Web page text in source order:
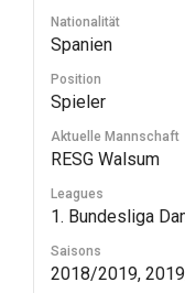
Nationalität
Spanien
Position
Spieler
Aktuelle Mannschaft
RESG Walsum
Leagues
1. Bundesliga
Saisons
2018/2019,